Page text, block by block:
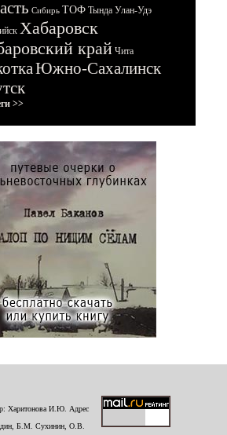
Сибирь ТОФ Тында Улан-Удэ
Хабаровск
край Чита
Южно-Сахалинск
>>
Харитонова И.Ю. Адрес
Б.М. Сухинин, О.В.